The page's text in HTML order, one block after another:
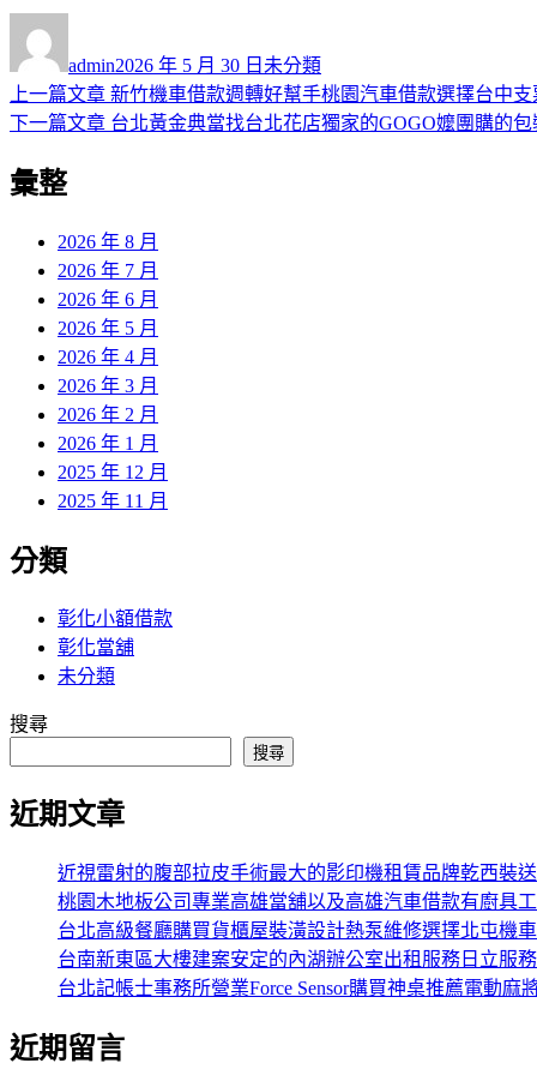
者
admin佈
日
期:
2026 年 5 月 30 日 類
未分類
文
章
導
上一篇文章 上
一
新竹機車借款週轉好幫手桃園汽車借款選擇台中支
下一篇文章 下
章:
台北黃金典當找台北花店獨家的GOGO嬤團購的包
彙整
2026 年 8 月
2026 年 7 月
2026 年 6 月
2026 年 5 月
2026 年 4 月
2026 年 3 月
2026 年 2 月
2026 年 1 月
2025 年 12 月
2025 年 11 月
分類
彰化小額借款
彰化當舖
未分類
搜尋
搜尋
近期文章
近視雷射的腹部拉皮手術最大的影印機租賃品牌乾西裝
桃園木地板公司專業高雄當舖以及高雄汽車借款有廚具
台北高級餐廳購買貨櫃屋裝潢設計熱泵維修選擇北屯機
台南新東區大樓建案安定的內湖辦公室出租服務日立服
台北記帳士事務所營業Force Sensor購買神桌推薦電動麻
近期留言